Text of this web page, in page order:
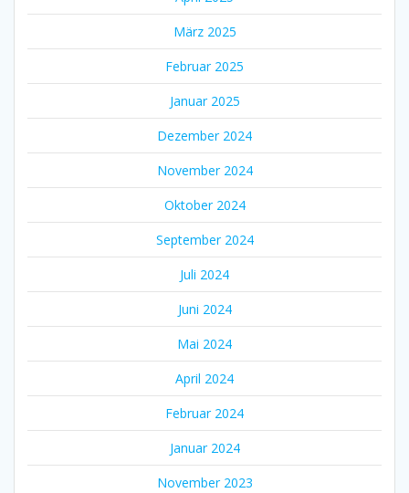
März 2025
Februar 2025
Januar 2025
Dezember 2024
November 2024
Oktober 2024
September 2024
Juli 2024
Juni 2024
Mai 2024
April 2024
Februar 2024
Januar 2024
November 2023